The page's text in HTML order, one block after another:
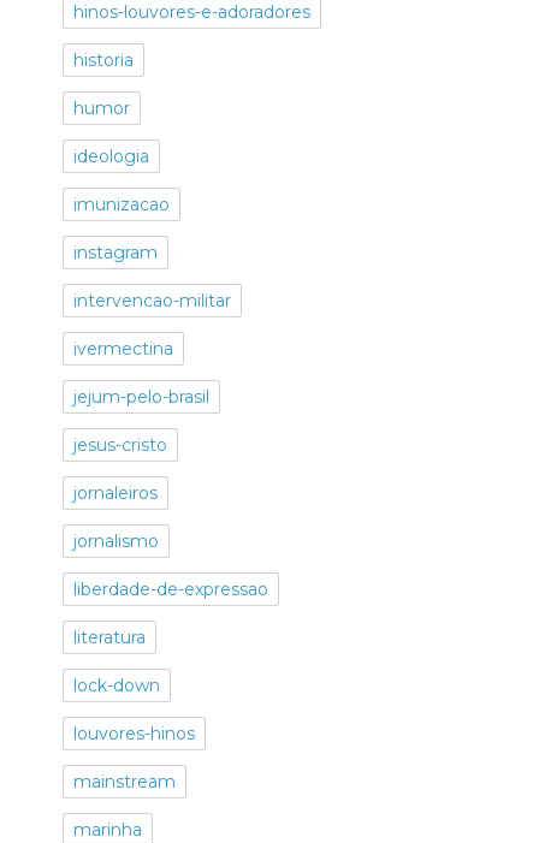
hinos-louvores-e-adoradores
historia
humor
ideologia
imunizacao
instagram
intervencao-militar
ivermectina
jejum-pelo-brasil
jesus-cristo
jornaleiros
jornalismo
liberdade-de-expressao
literatura
lock-down
louvores-hinos
mainstream
marinha